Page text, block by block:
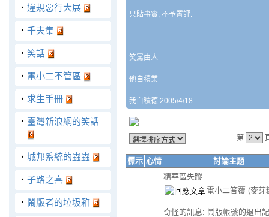
‧ 違規惡行大展
‧ 千夫集
‧ 笑話
‧ 電小二不管區
‧ 求生手冊
‧ 臺灣新浪網的笑話
‧ 城邦系統的蟲蟲
‧ 子路之喜
‧ 鬧版者的垃圾箱
只貼事實, 不予置評.
笑罵由人
他自積業
我自積德 2005/4/18
第
標示 心情
討論主題
精華區失蹤
電小二答覆 (麥芽
奇怪的訊息: 鬧版帳號的退出